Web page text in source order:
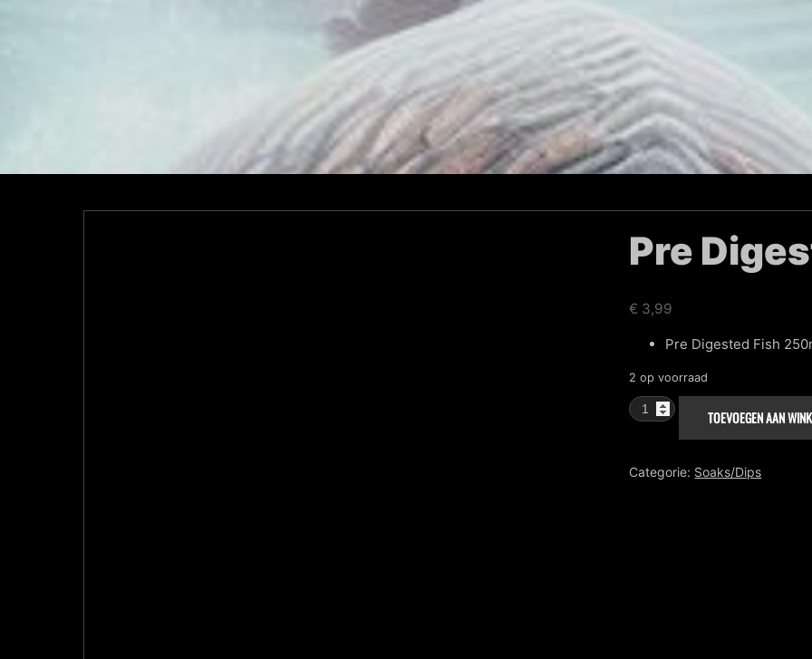
Pre
€ 3,99
Pre Digested Fish
2 op voorraad
Pre
Digested
TOEVOEGEN AAN
Categorie: Soaks/Dips